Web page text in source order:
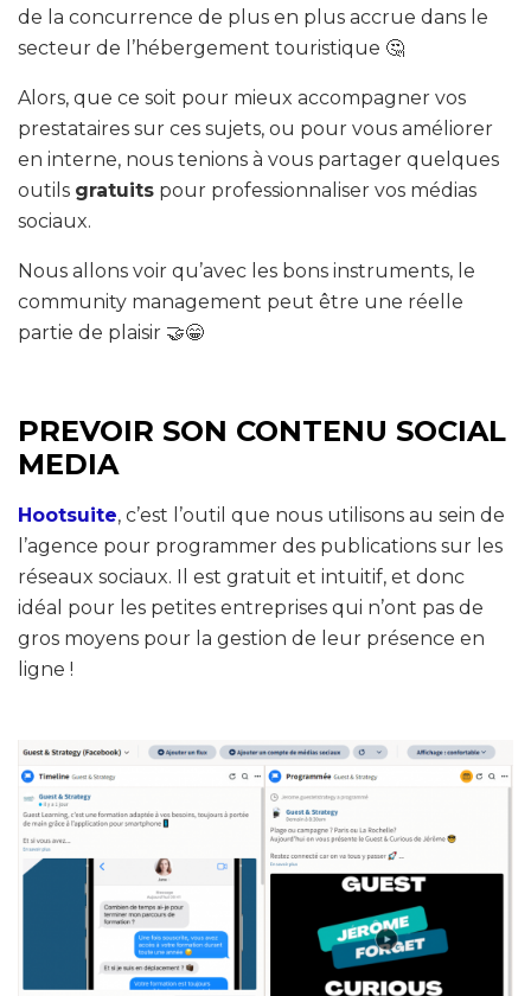
de la concurrence de plus en plus accrue dans le
secteur de l’hébergement touristique 🤔
Alors, que ce soit pour mieux accompagner vos
prestataires sur ces sujets, ou pour vous améliorer
en interne, nous tenions à vous partager quelques
outils gratuits pour professionnaliser vos médias
sociaux.
Nous allons voir qu’avec les bons instruments, le
community management peut être une réelle
partie de plaisir 🤝😁
PREVOIR SON CONTENU SOCIAL
MEDIA
Hootsuite, c’est l’outil que nous utilisons au sein de
l’agence pour programmer des publications sur les
réseaux sociaux. Il est gratuit et intuitif, et donc
idéal pour les petites entreprises qui n’ont pas de
gros moyens pour la gestion de leur présence en
ligne !